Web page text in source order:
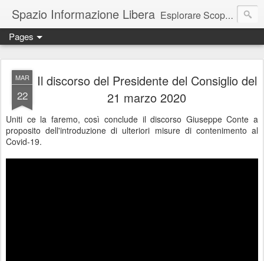
Spazio Informazione Libera Esplorare Scoprire Creare
Escursioni, viaggi, arte, tecnologia, attualità
Pages
MAR
22
Il discorso del Presidente del Consiglio del
21 marzo 2020
Uniti ce la faremo, così conclude il discorso Giuseppe Conte a
proposito dell'introduzione di ulteriori misure di contenimento al
Covid-19.